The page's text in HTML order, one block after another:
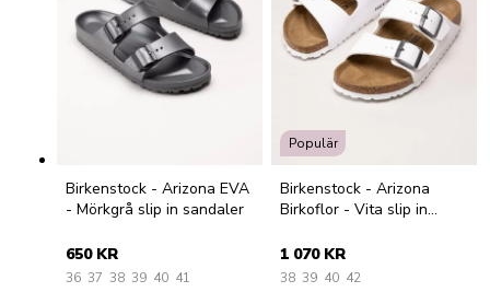
Birkenstock - Arizona EVA
- Mörkgrå slip in sandaler
650 KR
36 37 38 39 40 41
Populär
Birkenstock - Arizona
Birkoflor - Vita slip in
1 070 KR
38 39 40 42